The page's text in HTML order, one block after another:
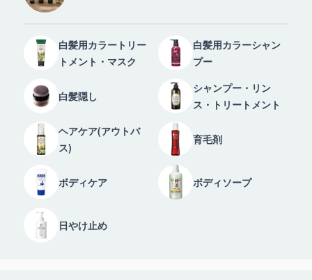
白髪用カラートリー
トメント・マスク
白髪用カラーシャン
プー
白髪隠し
シャンプー・リン
ス・トリートメント
ヘアケア(アウトバ
ス)
育毛剤
ボディケア ボディソープ
日やけ止め